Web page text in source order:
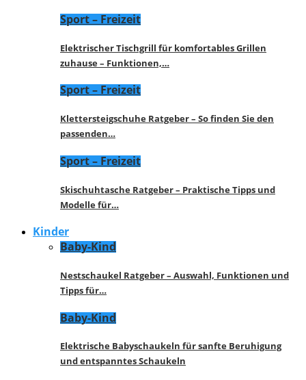
Sport – Freizeit
Elektrischer Tischgrill für komfortables Grillen
zuhause – Funktionen,…
Sport – Freizeit
Klettersteigschuhe Ratgeber – So finden Sie den
passenden…
Sport – Freizeit
Skischuhtasche Ratgeber – Praktische Tipps und
Modelle für…
Kinder
Baby-Kind
Nestschaukel Ratgeber – Auswahl, Funktionen und
Tipps für…
Baby-Kind
Elektrische Babyschaukeln für sanfte Beruhigung
und entspanntes Schaukeln